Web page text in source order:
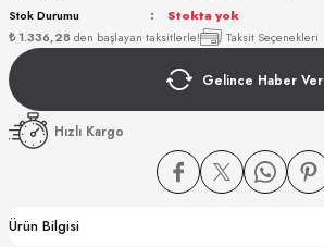
₺ 1.336,28 den başlayan taksitlerle! Taksit Seçenekleri
Stok Durumu
Stokta yok
Gelince Haber Ver
Hızlı Kargo
Ürün Bilgisi